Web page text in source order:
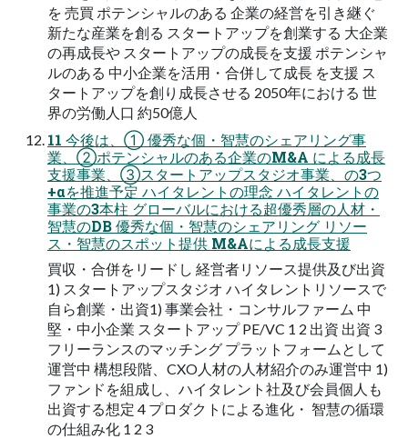
を 売買 ポテンシャルのある 企業の経営を引き継ぐ
新たな産業を創る スタートアップを創業する 大企業
の再成長や スタートアップの成長を支援 ポテンシャ
ルのある 中小企業を活用・合併して成長 を支援 ス
タートアップを創り成長させる 2050年における 世
界の労働人口 約50億人
11 今後は、① 優秀な個・智慧のシェアリング事
業、②ポテンシャルのある企業のM&A による成長
支援事業、③スタートアップスタジオ事業、の3つ
+αを推進予定 ハイタレントの理念 ハイタレントの
事業の3本柱 グローバルにおける超優秀層の人材・
智慧のDB 優秀な個・智慧のシェアリング リソー
ス・智慧のスポット提供 M&Aによる成長支援
買収・合併をリードし 経営者リソース提供及び出資
1) スタートアップスタジオ ハイタレントリソースで
自ら創業・出資1) 事業会社・コンサルファーム 中
堅・中小企業 スタートアップ PE/VC 1 2 出資 出資 3
フリーランスのマッチング プラットフォームとして
運営中 構想段階、CXO人材の人材紹介のみ運営中 1)
ファンドを組成し、ハイタレント社及び会員個人も
出資する想定 4 プロダクトによる進化・ 智慧の循環
の仕組み化 1 2 3